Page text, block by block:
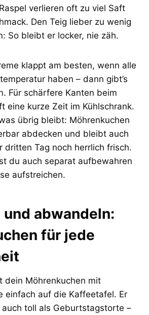
verlieren oft zu viel Saft
Den Teig lieber zu wenig
So bleibt er locker, nie zäh.
klappt am besten, wenn alle
haben – dann gibt’s
Für schärfere Kanten beim
eine kurze Zeit im Kühlschrank.
übrig bleibt: Möhrenkuchen
abdecken und bleibt auch
dritten Tag noch herrlich frisch.
du auch separat aufbewahren
aufstreichen.
und abwandeln:
für jede
dein Möhrenkuchen mit
einfach auf die Kaffeetafel. Er
toll als Geburtstagstorte –